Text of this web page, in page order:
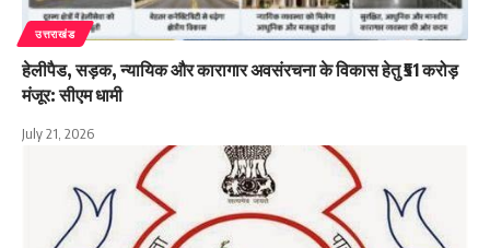
उत्तराखंड
हेलीपैड, सड़क, न्यायिक और कारागार अवसंरचना के विकास हेतु ₹51 करोड़
मंजूर: सीएम धामी
July 21, 2026